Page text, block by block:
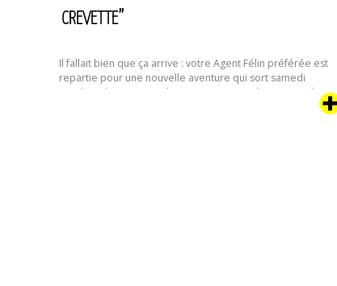
CREVETTE”
Il fallait bien que ça arrive : votre Agent Félin préférée est
repartie pour une nouvelle aventure qui sort samedi
prochain, le 17 septembre. Dans ce quatrième tome de
ses aventures, la famille dont Tara a pris le contrôle et qui